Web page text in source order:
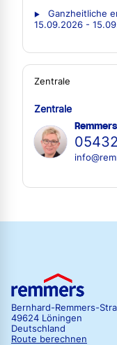
Ganzheitliche
15.09.2026 -
Zentrale
Zentrale
Bernhard-Remmers-
49624 Löningen
Deutschland
Route berechnen